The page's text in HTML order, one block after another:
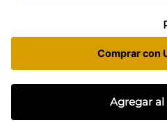
Comprar con
Agregar